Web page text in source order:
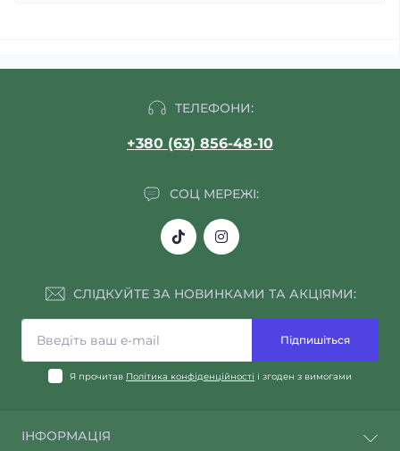
ТЕЛЕФОНИ:
+380 (63) 856-48-10
СОЦ МЕРЕЖІ:
СЛІДКУЙТЕ ЗА НОВИНКАМИ ТА АКЦІЯМИ:
Підпишіться
Я прочитав Політика конфіденційності і згоден з вимогами
ІНФОРМАЦІЯ